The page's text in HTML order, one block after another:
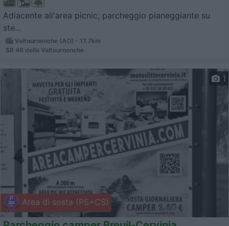
Adiacente all'area picnic, parcheggio pianeggiante su
ste...
Valtournenche (AO) - 17.7km
SR 46 della Valtournenche
Area di sosta (PS+CS)
1